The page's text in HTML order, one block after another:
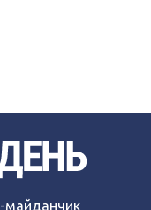
майданчик